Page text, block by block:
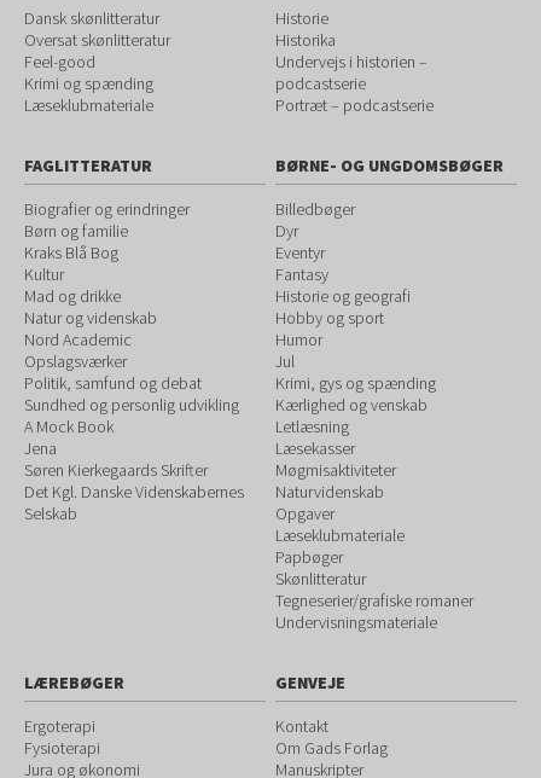
Dansk skønlitteratur
Oversat skønlitteratur
Feel-good
Krimi og spænding
Læseklubmateriale
Historie
Historika
Undervejs i historien –
podcastserie
Portræt – podcastserie
FAGLITTERATUR
Biografier og erindringer
Børn og familie
Kraks Blå Bog
Kultur
Mad og drikke
Natur og videnskab
Nord Academic
Opslagsværker
Politik, samfund og debat
Sundhed og personlig udvikling
A Mock Book
Jena
Søren Kierkegaards Skrifter
Det Kgl. Danske Videnskabernes
Selskab
BØRNE- OG UNGDOMSBØGER
Billedbøger
Dyr
Eventyr
Fantasy
Historie og geografi
Hobby og sport
Humor
Jul
Krimi, gys og spænding
Kærlighed og venskab
Letlæsning
Læsekasser
Møgmisaktiviteter
Naturvidenskab
Opgaver
Læseklubmateriale
Papbøger
Skønlitteratur
Tegneserier/grafiske romaner
Undervisningsmateriale
LÆREBØGER
Ergoterapi
Fysioterapi
Jura og økonomi
GENVEJE
Kontakt
Om Gads Forlag
Manuskripter